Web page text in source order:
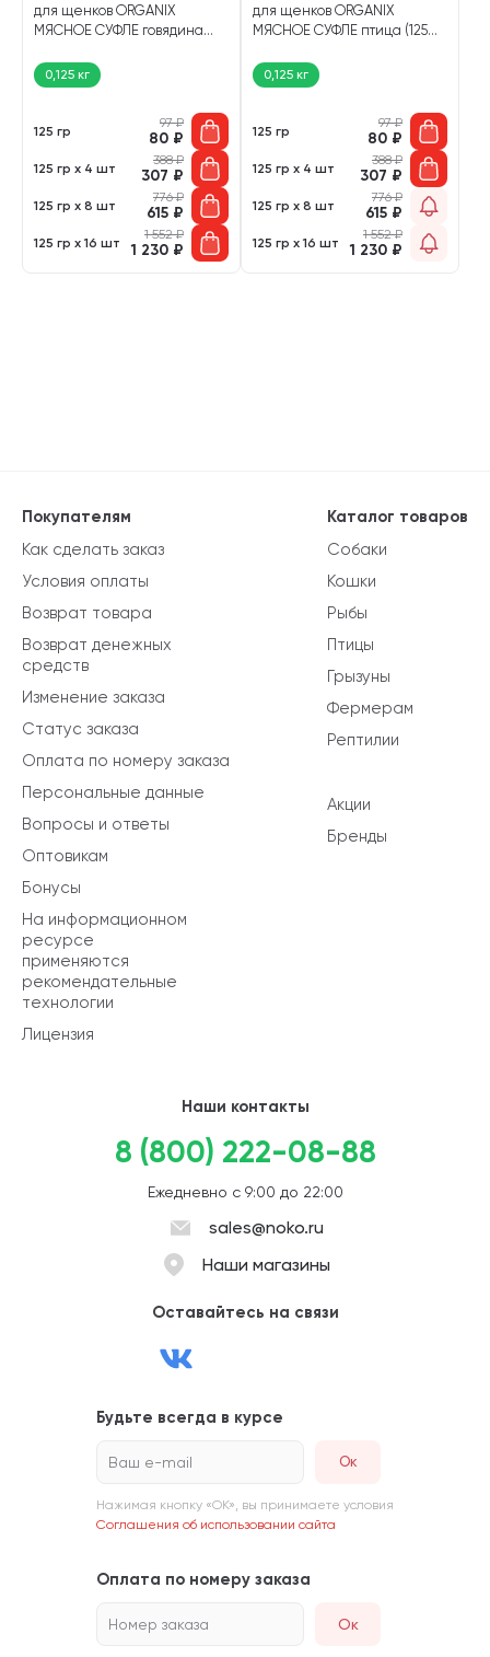
для щенков ORGANIX
МЯСНОЕ СУФЛЕ говядина
0,125 кг
125 гр
97₽
80 ₽
125 гр х 4 шт
388₽
307 ₽
125 гр х 8 шт
776₽
615 ₽
125 гр х 16 шт
1 552₽
1 230 ₽
для щенков ORGANIX
МЯСНОЕ СУФЛЕ птица (125
0,125 кг
125 гр
97₽
80 ₽
125 гр х 4 шт
388₽
307 ₽
125 гр х 8 шт
776₽
615 ₽
125 гр х 16 шт
1 552₽
1 230 ₽
Каталог товаров
Собаки
Кошки
Рыбы
Птицы
Грызуны
Фермерам
Рептилии
Акции
Бренды
Покупателям
Как сделать заказ
Условия оплаты
Возврат товара
Возврат денежных
средств
Изменение заказа
Статус заказа
Оплата по номеру заказа
Персональные данные
Вопросы и ответы
Оптовикам
Бонусы
На информационном
ресурсе
применяются
рекомендательные
технологии
Лицензия
Наши контакты
8 (800) 222-08-88
Ежедневно с 9:00 до 22:00
sales@noko.ru
Наши магазины
Оставайтесь на связи
Будьте всегда в курсе
Ваш e-mail
Нажимая кнопку «ОК», вы принимаете условия
Соглашения об использовании сайта
Оплата по номеру заказа
Номер заказа Ок